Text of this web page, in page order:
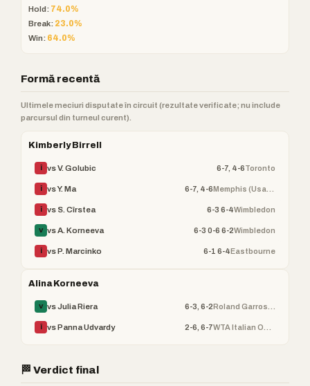
Hold: 74.0%
Break: 23.0%
Win: 64.0%
Formă recentă
Ultimele meciuri disputate în circuit (rezultate verificate; nu include
parcursul din turneul curent).
Kimberly Birrell
Î vs V. Golubic 6-7, 4-6Toronto
Î vs Y. Ma 6-7, 4-6
Î vs S. Cîrstea 6-3 6-4Wimbledon
V vs A. Korneeva 6-3 0-6 6-2Wimbledon
Î vs P. Marcinko 6-1 6-4Eastbourne
Alina Korneeva
V vs Julia Riera 6-3, 6-2
Î vs Panna Udvardy 2-6, 6-7
🏁 Verdict final